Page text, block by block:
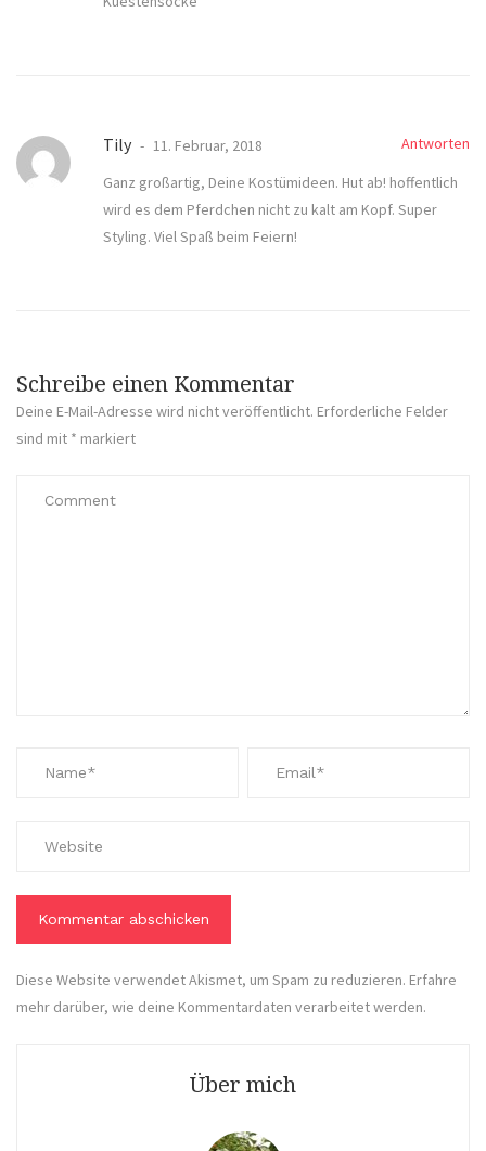
Tily 11. Februar, 2018
Antworten
Ganz großartig, Deine Kostümideen. Hut ab! hoffentlich
wird es dem Pferdchen nicht zu kalt am Kopf. Super
Styling. Viel Spaß beim Feiern!
Schreibe einen Kommentar
Deine E-Mail-Adresse wird nicht veröffentlicht. Erforderliche Felder
sind mit * markiert
Diese Website verwendet Akismet, um Spam zu reduzieren. Erfahre
mehr darüber, wie deine Kommentardaten verarbeitet werden.
Über mich